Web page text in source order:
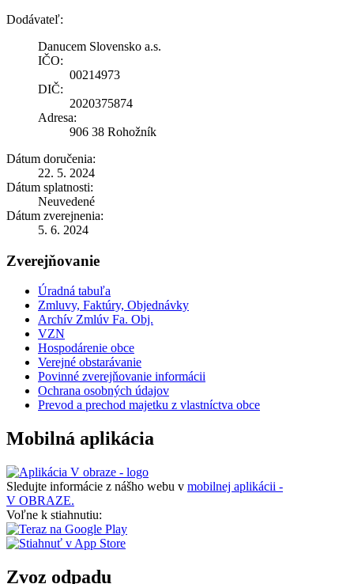
Dodávateľ:
Danucem Slovensko a.s.
IČO:
00214973
DIČ:
2020375874
Adresa:
906 38 Rohožník
Dátum doručenia:
22. 5. 2024
Dátum splatnosti:
Neuvedené
Dátum zverejnenia:
5. 6. 2024
Zverejňovanie
Úradná tabuľa
Zmluvy, Faktúry, Objednávky
Archív Zmlúv Fa. Obj.
VZN
Hospodárenie obce
Verejné obstarávanie
Povinné zverejňovanie informácii
Ochrana osobných údajov
Prevod a prechod majetku z vlastníctva obce
Mobilná aplikácia
Sledujte informácie z nášho webu v mobilnej aplikácii -
V OBRAZE.
Voľne k stiahnutiu:
Zvoz odpadu